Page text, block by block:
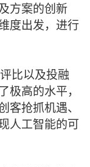
方案的创新
度出发，进行
比以及投融
极高的水平，
客抢抓机遇、
人工智能的可